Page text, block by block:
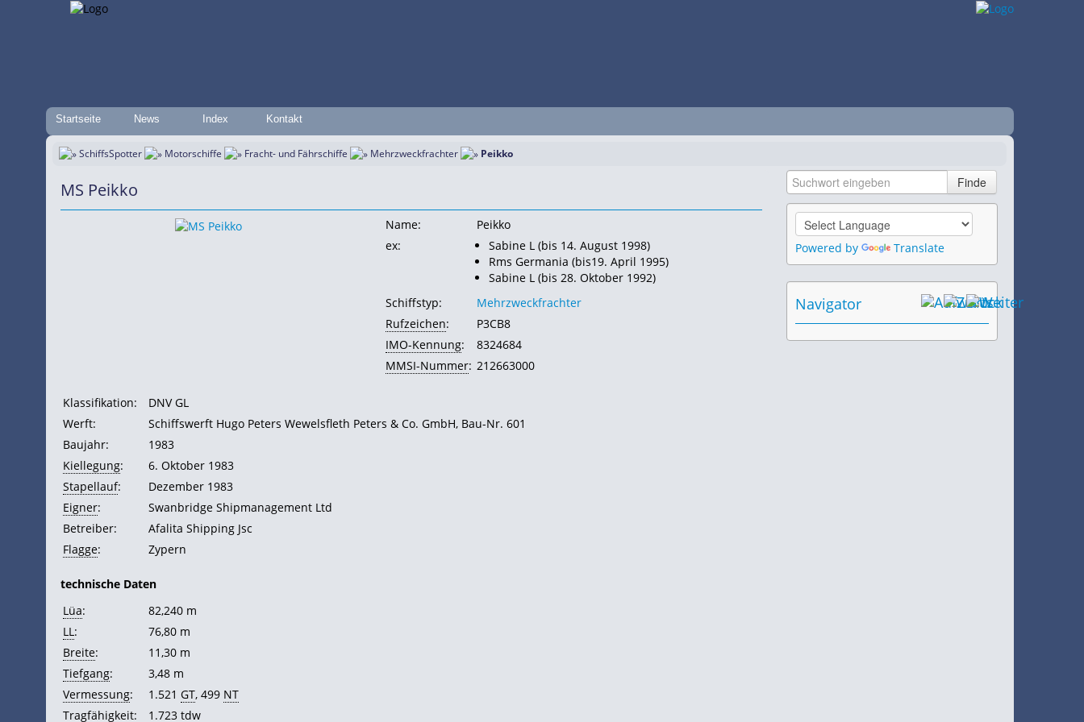
Startseite News Index Kontakt
SchiffsSpotter Motorschiffe Fracht- und Fährschiffe Mehrzweckfrachter Peikko
MS Peikko
Name:
Peikko
ex:
Sabine L (bis 14. August 1998)
Rms Germania (bis19. April 1995)
Sabine L (bis 28. Oktober 1992)
Schiffstyp:
Mehrzweckfrachter
Rufzeichen:
P3CB8
IMO-Kennung:
8324684
MMSI-Nummer: 212663000
Klassifikation:
DNV GL
Werft:
Schiffswerft Hugo Peters Wewelsfleth Peters & Co. GmbH, Bau-Nr. 601
Baujahr:
1983
Kiellegung:
6. Oktober 1983
Stapellauf:
Dezember 1983
Eigner:
Swanbridge Shipmanagement Ltd
Betreiber:
Afalita Shipping Jsc
Flagge: Zypern
technische Daten
Lüa:
82,240 m
LL:
76,80 m
Breite:
11,30 m
Tiefgang:
3,48 m
Vermessung: 1.521 GT, 499 NT
Tragfähigkeit: 1.723 tdw
Powered by Translate
Navigator